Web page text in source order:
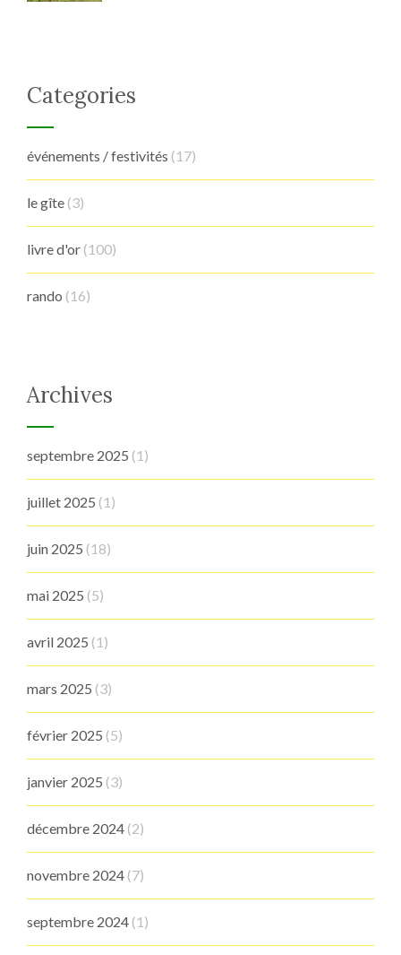
Categories
événements / festivités (17)
le gîte (3)
livre d'or (100)
rando (16)
Archives
septembre 2025 (1)
juillet 2025 (1)
juin 2025 (18)
mai 2025 (5)
avril 2025 (1)
mars 2025 (3)
février 2025 (5)
janvier 2025 (3)
décembre 2024 (2)
novembre 2024 (7)
septembre 2024 (1)